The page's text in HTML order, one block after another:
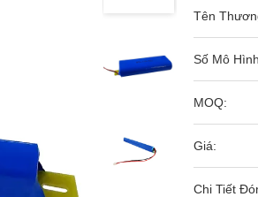
Tên
Số Mô
MOQ:
Giá:
Chi Tiết